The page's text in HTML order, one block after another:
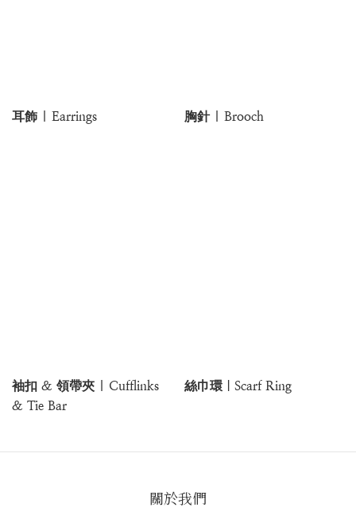
耳飾 | Earrings 胸針 | Brooch
袖扣 & 領帶夾 | Cufflinks
& Tie Bar
絲巾環｜Scarf Ring
關於我們